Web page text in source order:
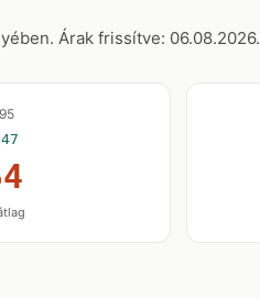
Árak frissítve: 06.08.2026.